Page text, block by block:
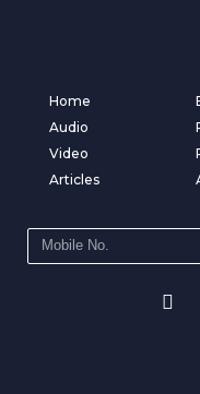
Home
Audio
Video
Articles